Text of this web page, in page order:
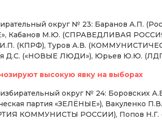
округ № 23: Баранов А.П.
Кабанов М.Ю. (СПРАВЕДЛИВАЯ
(КПРФ), Туров А.В.
Д.С. («НОВЫЕ ЛЮДИ»), Юрьев Ю.Ю.
высокую явку на выборах
округ № 24: Боровских
партия «ЗЕЛЁНЫЕ»), Вакуленко
КОММУНИСТЫ РОССИИ), Попов Н.Г.